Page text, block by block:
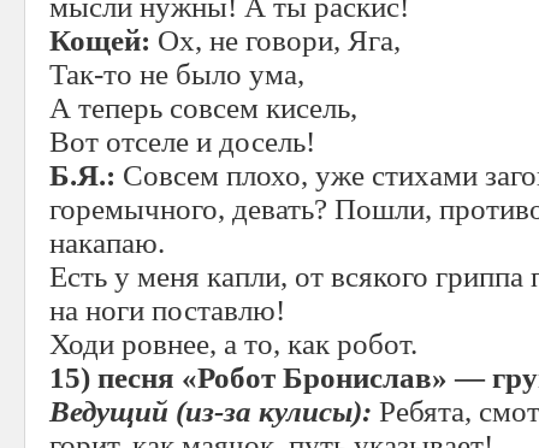
мысли нужны! А ты раскис!
Кощей: Ох, не говори, Яга,
Так-то не было ума,
А теперь совсем кисель,
Вот отселе и досель!
Б.Я.: Совсем плохо, уже стихами
горемычного, девать? Пошли,
накапаю.
Есть у меня капли, от всякого
на ноги поставлю!
Ходи ровнее, а то, как робот.
15) песня «Робот Бронислав» —
Ведущий (из-за кулисы): Ребята,